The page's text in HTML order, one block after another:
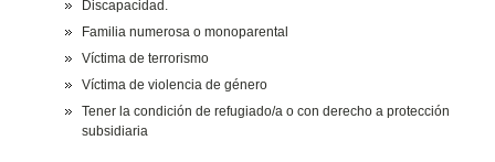
Discapacidad.
Familia numerosa o monoparental
Víctima de terrorismo
Víctima de violencia de género
Tener la condición de refugiado/a o con derecho a protección
subsidiaria